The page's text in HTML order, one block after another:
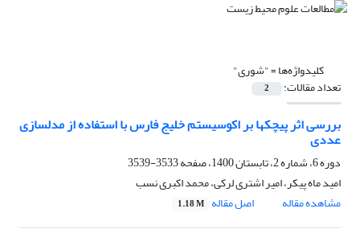
کلیدواژه‌ها ="شوری"
تعداد مقالات: 2
بررسی اثر پیچکها بر اکوسیستم خلیج فارس با استفاده از مدلسازی
عددی
دوره 6، شماره 2، تابستان 1400، صفحه
3533-3539
امید ماه پیکر، امیر اشتری لرکی، محمد اکبری نسب
مشاهده مقاله
اصل مقاله 1.18 M